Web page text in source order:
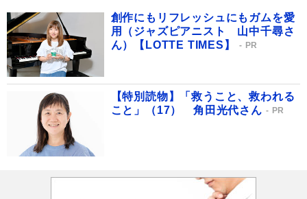
創作にもリフレッシュにもガムを愛
用（ジャズピアニスト 山中千尋さ
ん）【LOTTE TIMES】
PR
【特別読物】「救うこと、救われる
こと」（17） 角田光代さん
PR